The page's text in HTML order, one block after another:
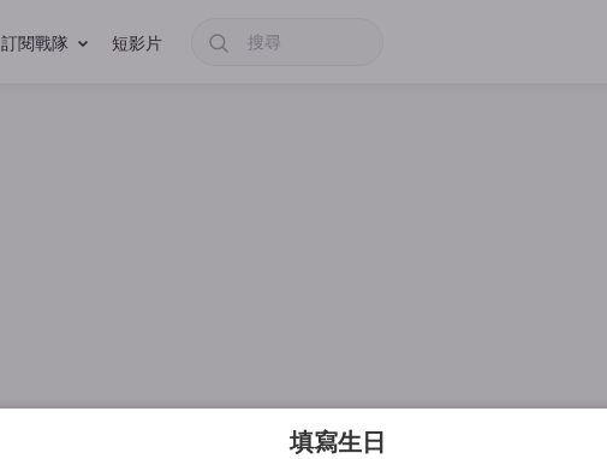
訂閱戰隊 短影片
填寫生日